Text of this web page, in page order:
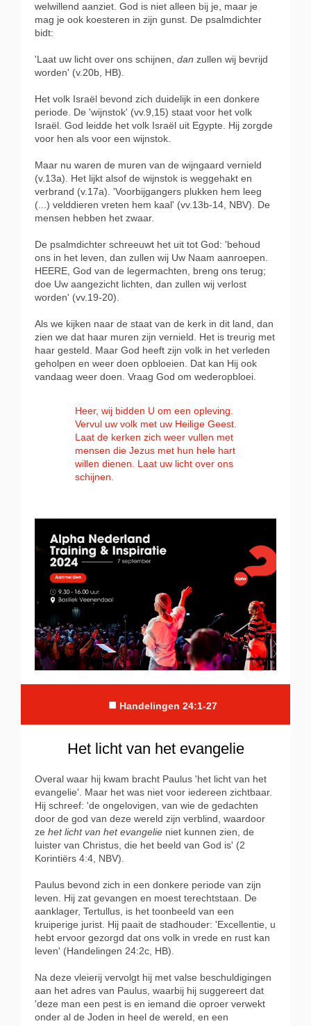
welwillend aanziet. God is niet alleen bij je, maar je
mag je ook koesteren in zijn gunst. De psalmdichter
bidt:
'Laat uw licht over ons schijnen, dan zullen wij bevrijd
worden' (v.20b, HB).
Het volk Israël bevond zich duidelijk in een donkere
periode. De 'wijnstok' (vv.9,15) staat voor het volk
Israël. God leidde het volk Israël uit Egypte. Hij zorgde
voor hen als voor een wijnstok.
Maar nu waren de muren van de wijngaard vernield
(v.13a). Het lijkt alsof de wijnstok is weggehakt en
verbrand (v.17a). 'Voorbijgangers plukken hem leeg
(...) velddieren vreten hem kaal' (vv.13b-14, NBV). De
mensen hebben het zwaar.
De psalmdichter schreeuwt het uit tot God: 'behoud
ons in het leven, dan zullen wij Uw Naam aanroepen.
HEERE, God van de legermachten, breng ons terug;
doe Uw aangezicht lichten, dan zullen wij verlost
worden' (vv.19-20).
Als we kijken naar de staat van de kerk in dit land, dan
zien we dat haar muren zijn vernield. Het is treurig met
haar gesteld. Maar God heeft zijn volk in het verleden
geholpen en weer doen opbloeien. Dat kan Hij ook
vandaag weer doen. Vraag God om wederopbloei.
Heer, wij bidden U om een opleving.
Vervul uw volk met uw Heilige Geest.
Laat de kerken zich weer vullen met
mensen die Jezus met hun hele hart
willen dienen. Laat uw licht over ons
schijnen.
■ Handelingen 24:1-27
Het licht van het evangelie
Overal waar hij kwam bracht Paulus 'het licht van het
evangelie'. Maar het was niet voor iedereen zichtbaar.
Hij schreef: 'de ongelovigen, van wie de gedachten
door de god van deze wereld zijn verblind, waardoor
ze het licht van het evangelie niet kunnen zien, de
luister van Christus, die het beeld van God is' (2
Korintiërs 4:4, NBV).
Paulus bevond zich in een donkere periode van zijn
leven. Hij zat gevangen en moest terechtstaan. De
aanklager, Tertullus, is het toonbeeld van een
kruiperige jurist. Hij paait de stadhouder: 'Excellentie, u
hebt ervoor gezorgd dat ons volk in vrede en rust kan
leven' (Handelingen 24:2c, HB).
Na deze vleierij vervolgt hij met valse beschuldigingen
aan het adres van Paulus, waarbij hij suggereert dat
'deze man een pest is en iemand die oproer verwekt
onder al de Joden in heel de wereld, en een